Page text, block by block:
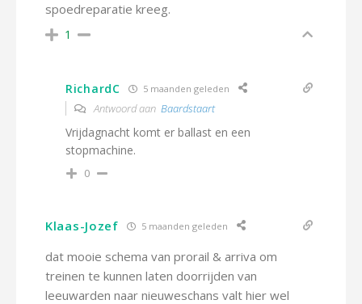
spoedreparatie kreeg.
1
RichardC 5 maanden geleden
Antwoord aan Baardstaart
Vrijdagnacht komt er ballast en een
stopmachine.
0
Klaas-Jozef 5 maanden geleden
dat mooie schema van prorail & arriva om
treinen te kunnen laten doorrijden van
leeuwarden naar nieuweschans valt hier wel